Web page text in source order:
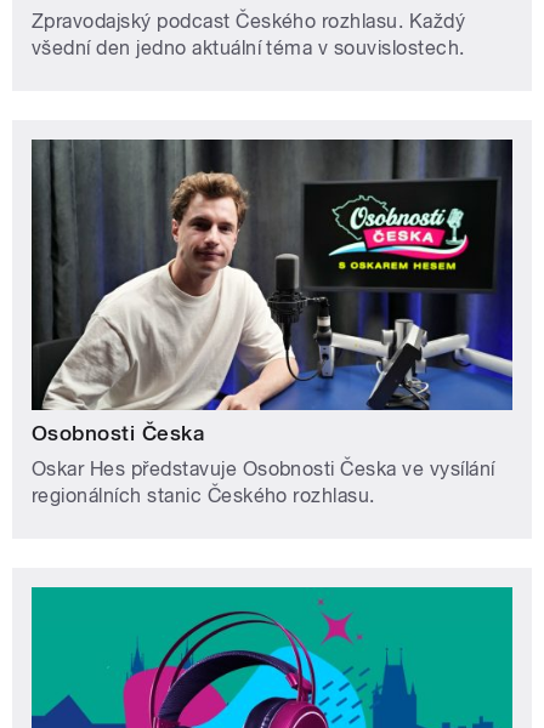
Zpravodajský podcast Českého rozhlasu. Každý
všední den jedno aktuální téma v souvislostech.
Osobnosti Česka
Oskar Hes představuje Osobnosti Česka ve vysílání
regionálních stanic Českého rozhlasu.